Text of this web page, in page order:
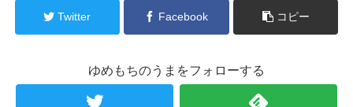
Twitter Facebook コピー
ゆめもちのうまをフォローする